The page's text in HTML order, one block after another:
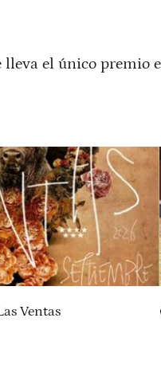
lleva el único premio
Ventas